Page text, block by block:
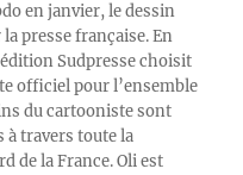
en janvier, le dessin
presse française. En
Sudpresse choisit
officiel pour l’ensemble
du cartooniste sont
à travers toute la
de la France. Oli est